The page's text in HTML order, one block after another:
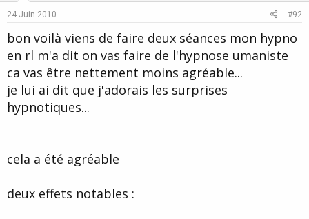
t
e
24 Juin 2010 #92
bon voilà viens de faire deux séances mon hypno
en rl m'a dit on vas faire de l'hypnose umaniste
ca vas être nettement moins agréable...
je lui ai dit que j'adorais les surprises
hypnotiques...
cela a été agréable
deux effets notables :